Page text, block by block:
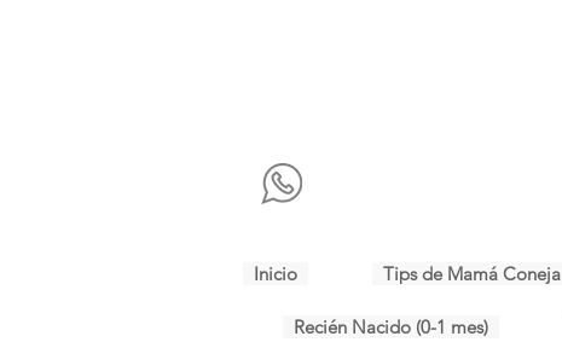
Inicio Tips de Mamá Coneja
Recién Nacido (0-1 mes)